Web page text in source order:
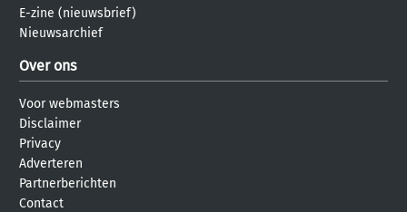
E-zine (nieuwsbrief)
Nieuwsarchief
Over ons
Voor webmasters
Disclaimer
Privacy
Adverteren
Partnerberichten
Contact